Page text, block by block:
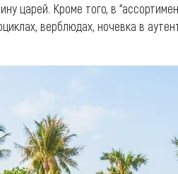
царей. Кроме того, в
верблюдах, ночевка в